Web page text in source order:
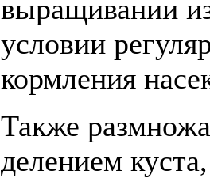
выращивании
условии
кормления
Также
делением